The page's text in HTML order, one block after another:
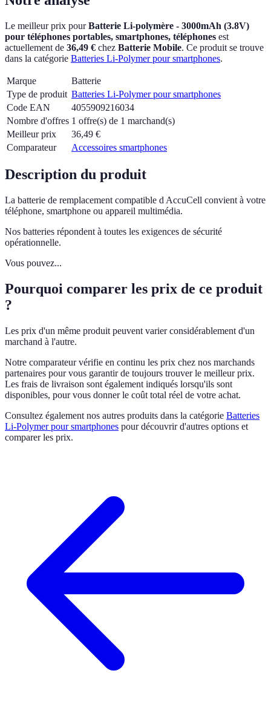
Le meilleur prix pourBatterie Li-polymère - 3000mAh (3.8V)
pour téléphones portables, smartphones, téléphones est
actuellement de 36,49 € chez Batterie Mobile. Ce produit se trouve
dans la catégorie Batteries Li-Polymer pour smartphones.
Marque
Batterie
Type de produit Batteries Li-Polymer pour smartphones
Code EAN
4055909216034
Nombre d'offres 1 offre(s) de 1 marchand(s)
Meilleur prix
36,49 €
Comparateur
Accessoires smartphones
Description du produit
La batterie de remplacement compatible d AccuCell convient à votre
téléphone, smartphone ou appareil multimédia.
Nos batteries répondent à toutes les exigences de sécurité
opérationnelle.
Vous pouvez...
Pourquoi comparer les prix de ce produit
?
Les prix d'un même produit peuvent varier considérablement d'un
marchand à l'autre.
Notre comparateur vérifie en continu les prix chez nos marchands
partenaires pour vous garantir de toujours trouver le meilleur prix.
Les frais de livraison sont également indiqués lorsqu'ils sont
disponibles, pour vous donner le coût total réel de votre achat.
Consultez également nos autres produits dans la catégorie Batteries
Li-Polymer pour smartphones pour découvrir d'autres options et
comparer les prix.